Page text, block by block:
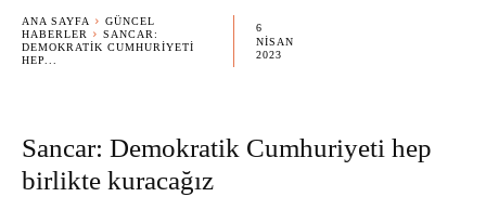
ANA SAYFA
GÜNCEL
HABERLER
SANCAR:
DEMOKRATIK CUMHURIYETI
HEP...
6
NISAN
2023
Sancar: Demokratik Cumhuriyeti hep
birlikte kuracağız